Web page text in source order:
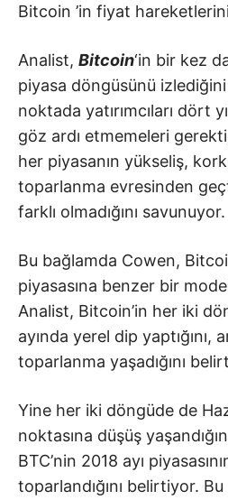
Bitcoin ’in fiyat
Analist, Bitcoin‘in bir kez
piyasa döngüsünü
noktada yatırımcıları dört
göz ardı etmemeleri
her piyasanın yükseliş,
toparlanma evresinden
farklı olmadığını savunuyor.
Bu bağlamda Cowen,
piyasasına benzer bir
Analist, Bitcoin’in her iki
ayında yerel dip yaptığını,
toparlanma yaşadığını
Yine her iki döngüde de
noktasına düşüş
BTC’nin 2018 ayı
toparlandığını belirtiyor.